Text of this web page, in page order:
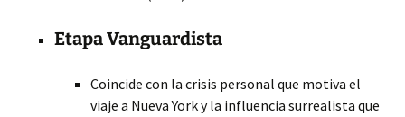
Etapa Vanguardista
Coincide con la crisis personal que motiva el
viaje a Nueva York y la influencia surrealista que